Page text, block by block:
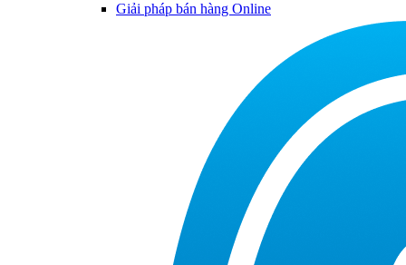
Giải pháp bán hàng Online